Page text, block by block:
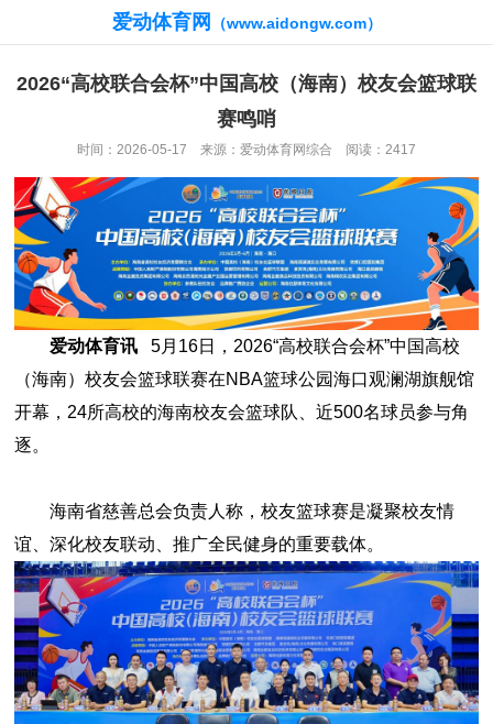
爱动体育网 （www.aidongw.com）
2026“高校联合会杯”中国高校（海南）校友会篮球联
赛鸣哨
时间：2026-05-17 来源：爱动体育网综合 阅读：2417
爱动体育讯 5月16日，2026“高校联合会杯”中国高校
（海南）校友会篮球联赛在NBA篮球公园海口观澜湖旗舰馆
开幕，24所高校的海南校友会篮球队、近500名球员参与角
逐。
海南省慈善总会负责人称，校友篮球赛是凝聚校友情
谊、深化校友联动、推广全民健身的重要载体。